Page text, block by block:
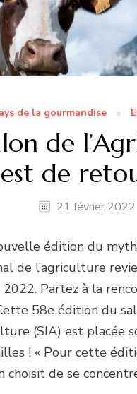
de la gourmandise
de
est de
21 février 2022
édition du
de l’agriculture
2022. Partez à la
58e édition du
(SIA) est placée
! « Pour cette
choisit de se